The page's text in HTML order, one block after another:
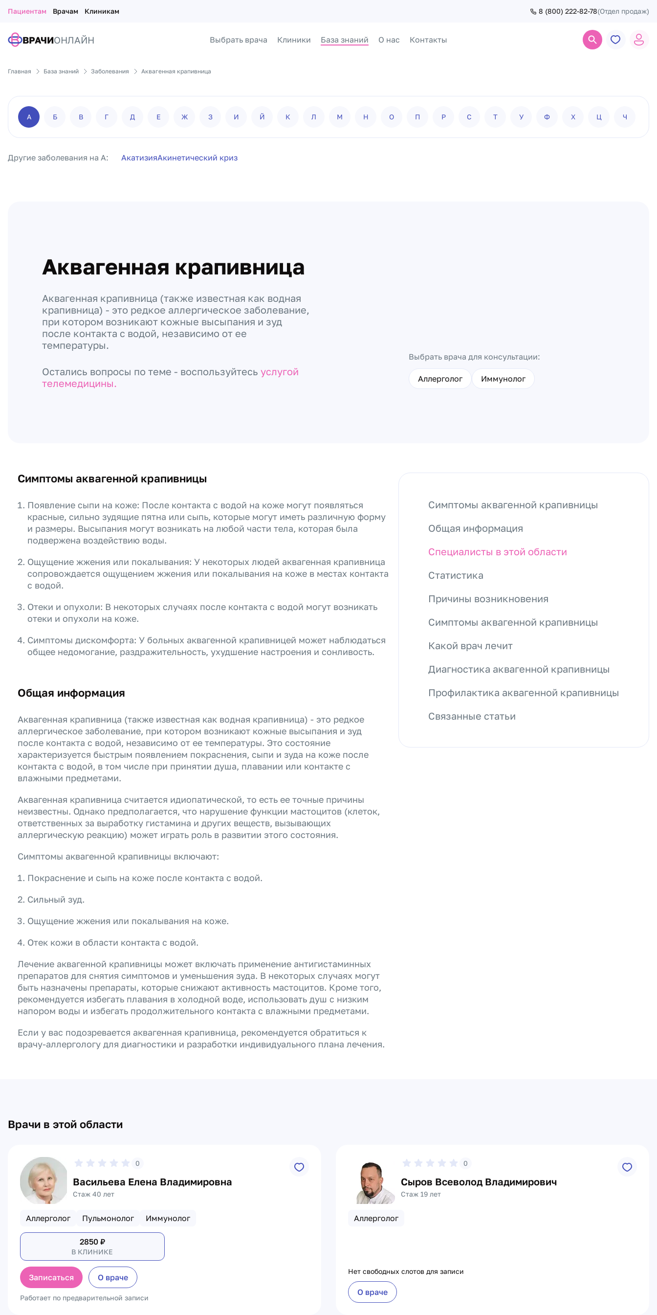
Пациентам Врачам Клиникам 8 (800) 222-82-78(Отдел продаж)
ВРАЧИОНЛАЙН Выбрать врача Клиники База знаний О нас Контакты
Главная База знаний Заболевания Аквагенная крапивница
А Б В Г Д Е Ж З И Й К Л М Н О П Р С Т У Ф Х Ц Ч
Другие заболевания на А: АкатизияАкинетический криз
Аквагенная крапивница
Аквагенная крапивница (также известная как водная
крапивница) - это редкое аллергическое заболевание,
при котором возникают кожные высыпания и зуд
после контакта с водой, независимо от ее
температуры.
Остались вопросы по теме - воспользуйтесь услугой
телемедицины.
Выбрать врача для консультации:
Аллерголог Иммунолог
Симптомы аквагенной крапивницы
Появление сыпи на коже: После контакта с водой на коже могут появляться
красные, сильно зудящие пятна или сыпь, которые могут иметь различную форму
и размеры. Высыпания могут возникать на любой части тела, которая была
подвержена воздействию воды.
Ощущение жжения или покалывания: У некоторых людей аквагенная крапивница
сопровождается ощущением жжения или покалывания на коже в местах контакта
с водой.
Отеки и опухоли: В некоторых случаях после контакта с водой могут возникать
отеки и опухоли на коже.
Симптомы дискомфорта: У больных аквагенной крапивницей может наблюдаться
общее недомогание, раздражительность, ухудшение настроения и сонливость.
Общая информация
Аквагенная крапивница (также известная как водная крапивница) - это редкое
аллергическое заболевание, при котором возникают кожные высыпания и зуд
после контакта с водой, независимо от ее температуры. Это состояние
характеризуется быстрым появлением покраснения, сыпи и зуда на коже после
контакта с водой, в том числе при принятии душа, плавании или контакте с
влажными предметами.
Аквагенная крапивница считается идиопатической, то есть ее точные причины
неизвестны. Однако предполагается, что нарушение функции мастоцитов (клеток,
ответственных за выработку гистамина и других веществ, вызывающих
аллергическую реакцию) может играть роль в развитии этого состояния.
Симптомы аквагенной крапивницы включают:
Покраснение и сыпь на коже после контакта с водой.
Сильный зуд.
Ощущение жжения или покалывания на коже.
Отек кожи в области контакта с водой.
Лечение аквагенной крапивницы может включать применение антигистаминных
препаратов для снятия симптомов и уменьшения зуда. В некоторых случаях могут
быть назначены препараты, которые снижают активность мастоцитов. Кроме того,
рекомендуется избегать плавания в холодной воде, использовать душ с низким
напором воды и избегать продолжительного контакта с влажными предметами.
Если у вас подозревается аквагенная крапивница, рекомендуется обратиться к
врачу-аллергологу для диагностики и разработки индивидуального плана лечения.
Симптомы аквагенной крапивницы
Общая информация
Специалисты в этой области
Статистика
Причины возникновения
Симптомы аквагенной крапивницы
Какой врач лечит
Диагностика аквагенной крапивницы
Профилактика аквагенной крапивницы
Связанные статьи
Врачи в этой области
0
Васильева Елена Владимировна
Стаж 40 лет
Аллерголог Пульмонолог Иммунолог
2850₽
В КЛИНИКЕ
Записаться О враче
Работает по предварительной записи
0
Сыров Всеволод Владимирович
Стаж 19 лет
Аллерголог
Нет свободных слотов для записи
О враче